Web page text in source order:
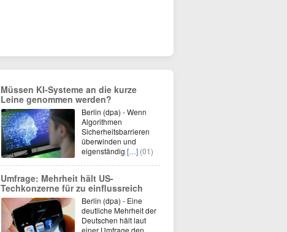
Müssen KI-Systeme an die kurze
Leine genommen werden?
Berlin (dpa) - Wenn
Algorithmen
Sicherheitsbarrieren
überwinden und
eigenständig […] (01)
Umfrage: Mehrheit hält US-
Techkonzerne für zu einflussreich
Berlin (dpa) - Eine
deutliche Mehrheit der
Deutschen hält laut
einer Umfrage den